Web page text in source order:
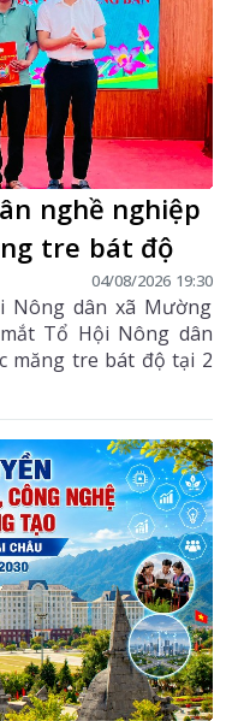
nghề nghiệp
tre bát độ
04/08/2026 19:30
Nông dân xã Mường
Tổ Hội Nông dân
măng tre bát độ tại 2